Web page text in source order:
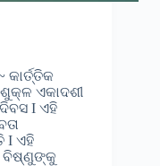
ଶୁକ୍ଳ ଏକାଦଶୀ
I ଏହି
I ଏହି
ବିଷ୍ଣୁଙ୍କୁ